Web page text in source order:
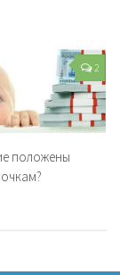
2
положены